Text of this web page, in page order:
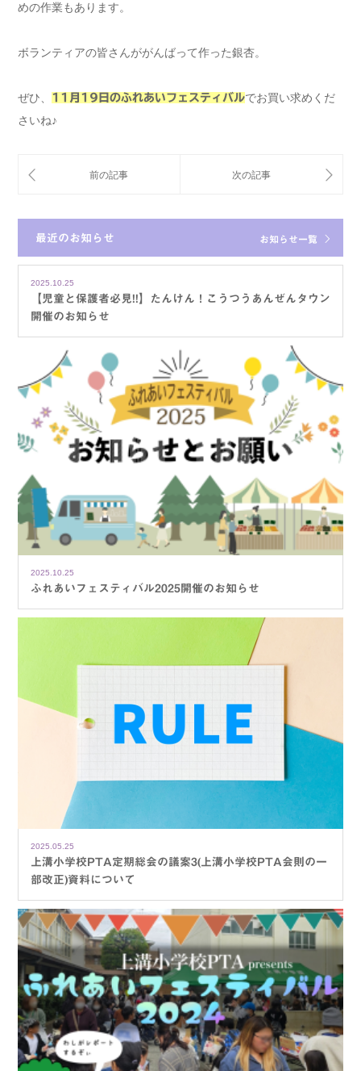
めの作業もあります。
ボランティアの皆さんががんばって作った銀杏。
ぜひ、 11月19日のふれあいフェスティバルでお買い求めくだ
さいね♪
最近のお知らせ お知らせ一覧
2025.10.25
【児童と保護者必見!!】たんけん！こうつうあんぜんタウン
開催のお知らせ
2025.10.25
ふれあいフェスティバル2025開催のお知らせ
2025.05.25
上溝小学校PTA定期総会の議案3(上溝小学校PTA会則の一
部改正)資料について